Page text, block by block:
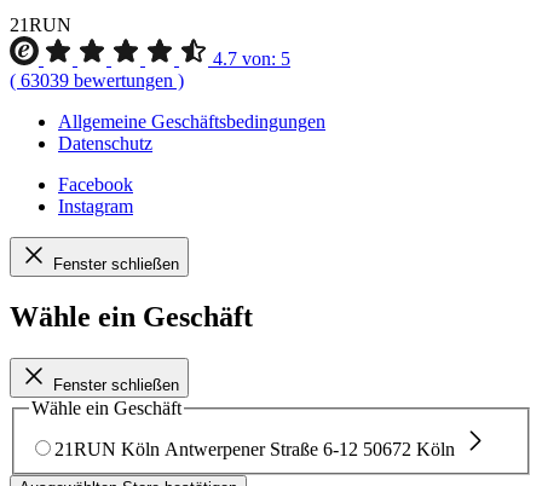
21RUN
4.7 von: 5
( 63039 bewertungen )
Allgemeine Geschäftsbedingungen
Datenschutz
Facebook
Instagram
Fenster schließen
Wähle ein Geschäft
Fenster schließen
Wähle ein Geschäft
21RUN Köln Antwerpener Straße 6-12 50672 Köln